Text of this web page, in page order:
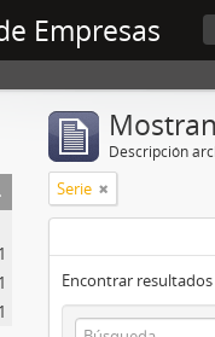
Empresas
1
1
1
Descripción
Serie
Encontrar resultados